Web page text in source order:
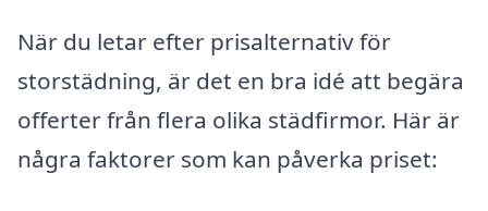
När du letar efter prisalternativ för
storstädning, är det en bra idé att begära
offerter från flera olika städfirmor. Här är
några faktorer som kan påverka priset: